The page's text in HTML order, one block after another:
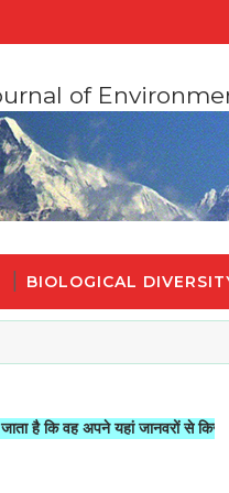
of
BIOLOGICAL
अपने यहां जानवरों से किस तरह का सलूक